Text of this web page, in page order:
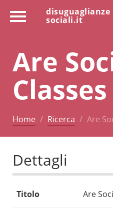
disuguaglianze
sociali.it
Are
Home Ricerca Are
Dettagli
Titolo Are